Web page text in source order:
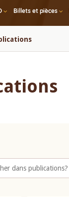
Billets et pièces